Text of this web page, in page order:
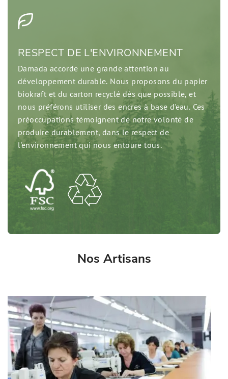
RESPECT DE L'ENVIRONNEMENT
Damada accorde une grande attention au
développement durable. Nous proposons du papier
biokraft et du carton recyclé dès que possible, et
nous préférons utiliser des encres à base d'eau. Ces
préoccupations témoignent de notre volonté de
produire durablement, dans le respect de
l'environnement qui nous entoure tous.
Nos Artisans